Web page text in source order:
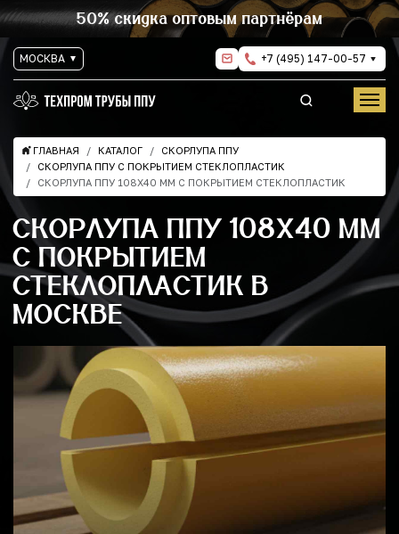
50% скидка оптовым партнёрам
МОСКВА +7 (495) 147-00-57
ГЛАВНАЯ КАТАЛОГ
СКОРЛУПА ППУ
СКОРЛУПА ППУ С ПОКРЫТИЕМ СТЕКЛОПЛАСТИК
СКОРЛУПА ППУ 108Х40 ММ С ПОКРЫТИЕМ СТЕКЛОПЛАСТИК
СКОРЛУПА ППУ 108Х40 ММ
С ПОКРЫТИЕМ
СТЕКЛОПЛАСТИК В
МОСКВЕ